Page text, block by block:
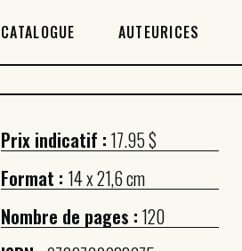
CATALOGUE AUTEURICES
Prix indicatif : 17.95 $
Format : 14 x 21,6 cm
Nombre de pages : 120